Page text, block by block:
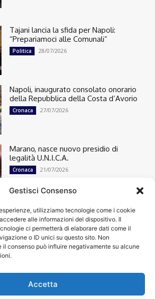
Gestisci Consenso
utilizziamo tecnologie come i cookie
alle informazioni del dispositivo. Il
ci permetterà di elaborare dati come il
o ID unici su questo sito. Non
il consenso può influire negativamente su alcune
Accetta
Tajani lancia la sfida per Napoli:
“Prepariamoci alle Comunali”
Politica 28/07/2026
Napoli, inaugurato consolato onorario
della Repubblica della Costa d’Avorio
Cronaca 27/07/2026
Marano, nasce nuovo presidio di
legalità U.N.I.C.A.
Cronaca 21/07/2026
13498
7303
4209